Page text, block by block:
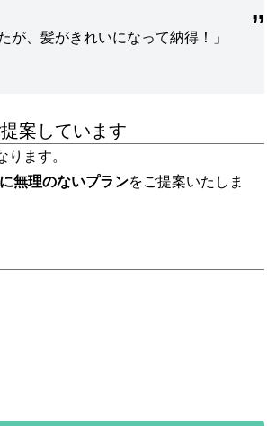
が、髪がきれいになって納得！」
案しています
ます。
無理のないプランをご提案いたしま